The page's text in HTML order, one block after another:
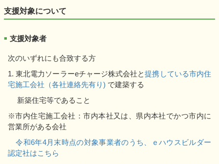
支援対象について
■ 支援対象者
次のいずれにも合致する方
1. 東北電力ソーラーeチャージ株式会社と提携している市内住
宅施工会社（各社連絡先有り) で建築する
新築住宅等であること
※市内住宅施工会社：市内本社又は、県内本社でかつ市内に
営業所がある会社
令和6年4月末時点の対象事業者のうち、ｅハウスビルダー
認定社はこちら